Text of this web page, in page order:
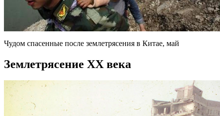
Чудом спасенные после землетрясения в Китае, май
Землетрясение ХХ века